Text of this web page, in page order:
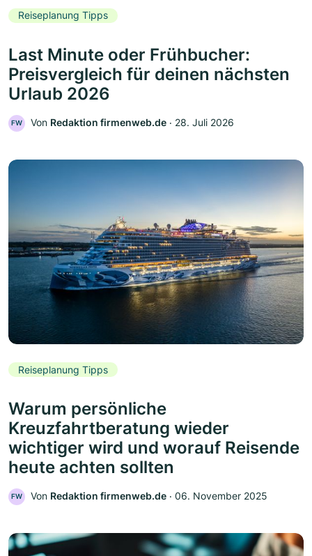
Reiseplanung Tipps
Last Minute oder Frühbucher:
Preisvergleich für deinen nächsten
Urlaub 2026
FW Von Redaktion firmenweb.de ‧ 28. Juli 2026
Reiseplanung Tipps
Warum persönliche
Kreuzfahrtberatung wieder
wichtiger wird und worauf Reisende
heute achten sollten
FW Von Redaktion firmenweb.de ‧ 06. November 2025